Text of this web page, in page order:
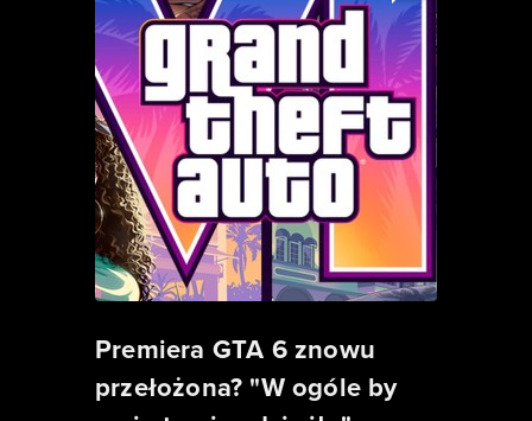
Premiera GTA 6 znowu
przełożona? "W ogóle by